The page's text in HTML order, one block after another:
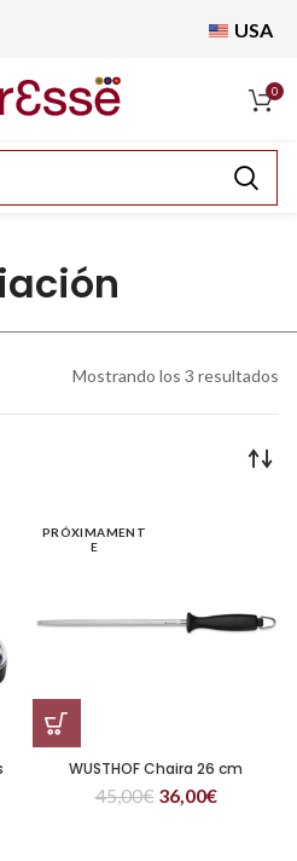
USA
0
Mostrando los 3 resultados
PRÓXIMAMENT
E
WUSTHOF Chaira 26 cm
45,00€ 36,00€